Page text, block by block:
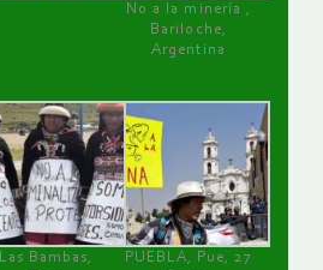
No a la minería ,
Bariloche,
Argentina
Las Bambas,
PUEBLA, Pue, 27